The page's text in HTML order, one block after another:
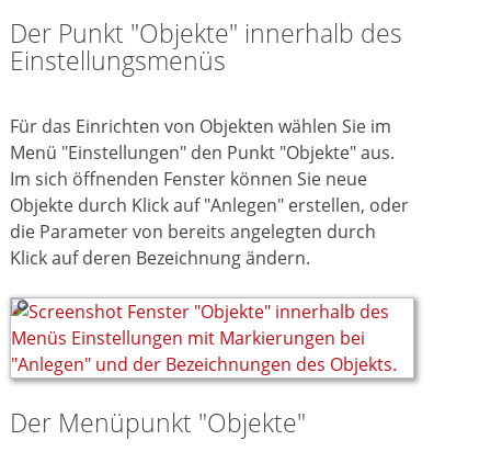
Der Punkt "Objekte" innerhalb des
Einstellungsmenüs
Für das Einrichten von Objekten wählen Sie im
Menü "Einstellungen" den Punkt "Objekte" aus.
Im sich öffnenden Fenster können Sie neue
Objekte durch Klick auf "Anlegen" erstellen, oder
die Parameter von bereits angelegten durch
Klick auf deren Bezeichnung ändern.
Der Menüpunkt "Objekte"